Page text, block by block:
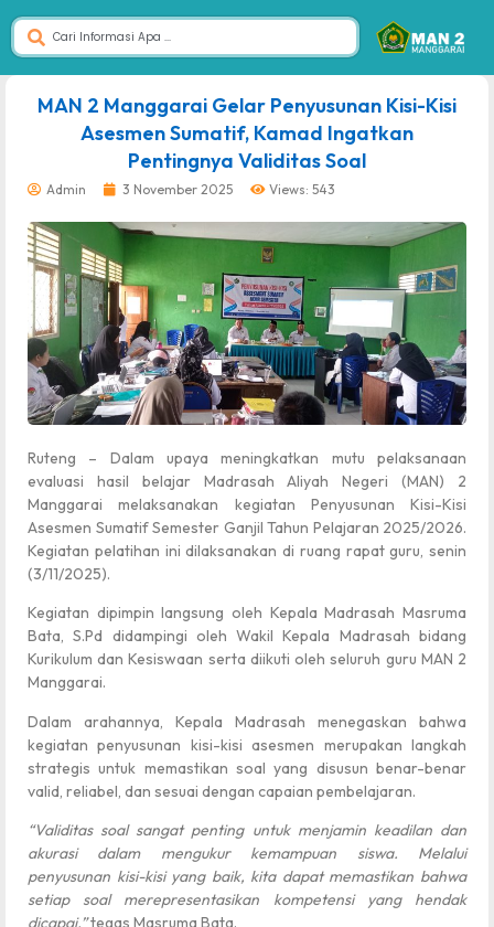
MAN 2 Manggarai Gelar Penyusunan Kisi-Kisi
Asesmen Sumatif, Kamad Ingatkan
Pentingnya Validitas Soal
Admin 3 November 2025 Views: 543
Ruteng – Dalam upaya meningkatkan mutu pelaksanaan
evaluasi hasil belajar Madrasah Aliyah Negeri (MAN) 2
Manggarai melaksanakan kegiatan Penyusunan Kisi-Kisi
Asesmen Sumatif Semester Ganjil Tahun Pelajaran 2025/2026.
Kegiatan pelatihan ini dilaksanakan di ruang rapat guru, senin
(3/11/2025).
Kegiatan dipimpin langsung oleh Kepala Madrasah Masruma
Bata, S.Pd didampingi oleh Wakil Kepala Madrasah bidang
Kurikulum dan Kesiswaan serta diikuti oleh seluruh guru MAN 2
Manggarai.
Dalam arahannya, Kepala Madrasah menegaskan bahwa
kegiatan penyusunan kisi-kisi asesmen merupakan langkah
strategis untuk memastikan soal yang disusun benar-benar
valid, reliabel, dan sesuai dengan capaian pembelajaran.
“Validitas soal sangat penting untuk menjamin keadilan dan
akurasi dalam mengukur kemampuan siswa. Melalui
penyusunan kisi-kisi yang baik, kita dapat memastikan bahwa
setiap soal merepresentasikan kompetensi yang hendak
dicapai,”tegas Masruma Bata.